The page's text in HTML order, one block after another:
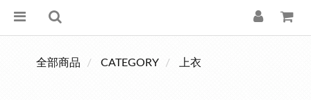
全部商品 CATEGORY 上衣